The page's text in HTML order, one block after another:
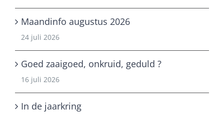
Maandinfo augustus 2026
24 juli 2026
Goed zaaigoed, onkruid, geduld ?
16 juli 2026
In de jaarkring